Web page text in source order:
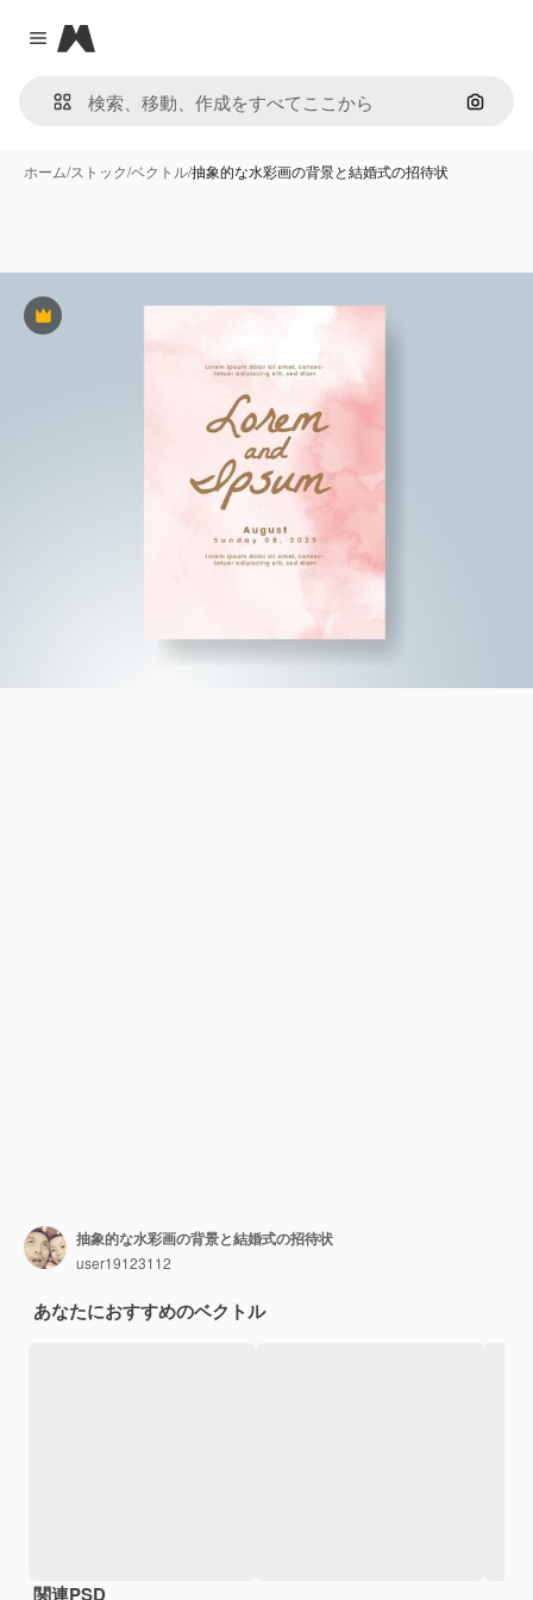
Close menu
Magnific
画像で
ホーム/ストック/ベクトル/抽象的な水彩画の背景と結婚式の招待状
Premium
抽象的な水彩画の背景と結婚式の招待状
user19123112
あなたにおすすめのベクトル
関連PSD